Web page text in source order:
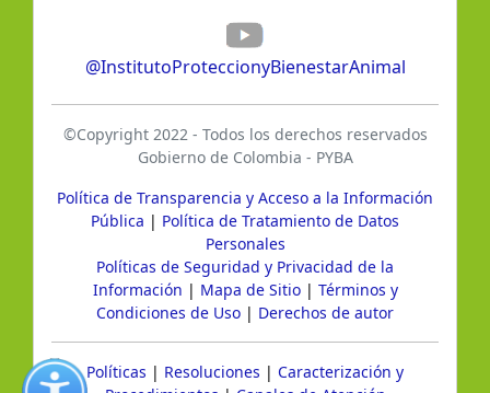
@InstitutoProteccionyBienestarAnimal
©Copyright 2022 - Todos los derechos reservados
Gobierno de Colombia - PYBA
Política de Transparencia y Acceso a la Información
Pública | Política de Tratamiento de Datos
Personales
Políticas de Seguridad y Privacidad de la
Información | Mapa de Sitio| Términos y
Condiciones de Uso | Derechos de autor
Políticas | Resoluciones | Caracterización y